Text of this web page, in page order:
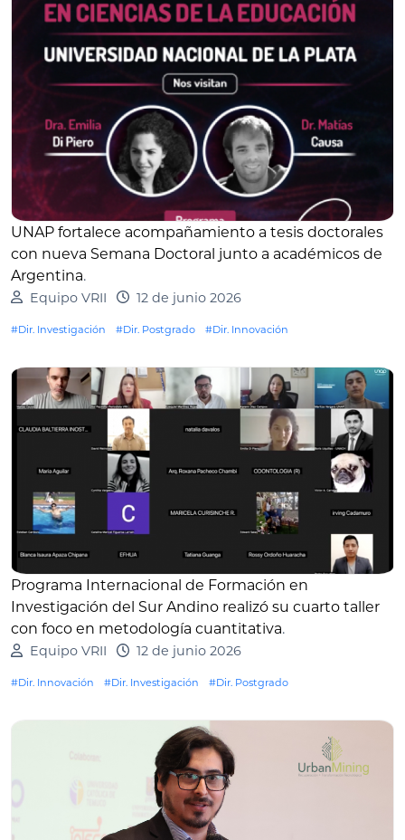
UNAP fortalece acompañamiento a tesis doctorales
con nueva Semana Doctoral junto a académicos de
Argentina.
Equipo VRII 12 de junio 2026
#Dir. Investigación #Dir. Postgrado #Dir. Innovación
Programa Internacional de Formación en
Investigación del Sur Andino realizó su cuarto taller
con foco en metodología cuantitativa.
Equipo VRII 12 de junio 2026
#Dir. Innovación #Dir. Investigación #Dir. Postgrado